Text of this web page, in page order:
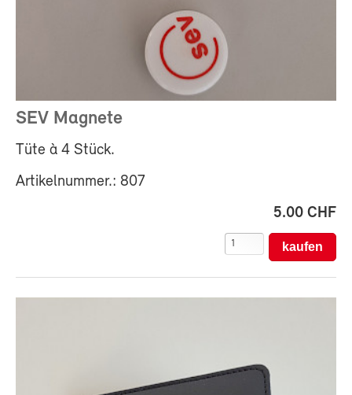
SEV Magnete
Tüte à 4 Stück.
Artikelnummer.: 807
5.00 CHF